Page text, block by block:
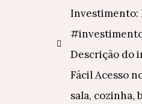
Investimento:
Descrição do
Fácil Acesso
sala, cozinha,